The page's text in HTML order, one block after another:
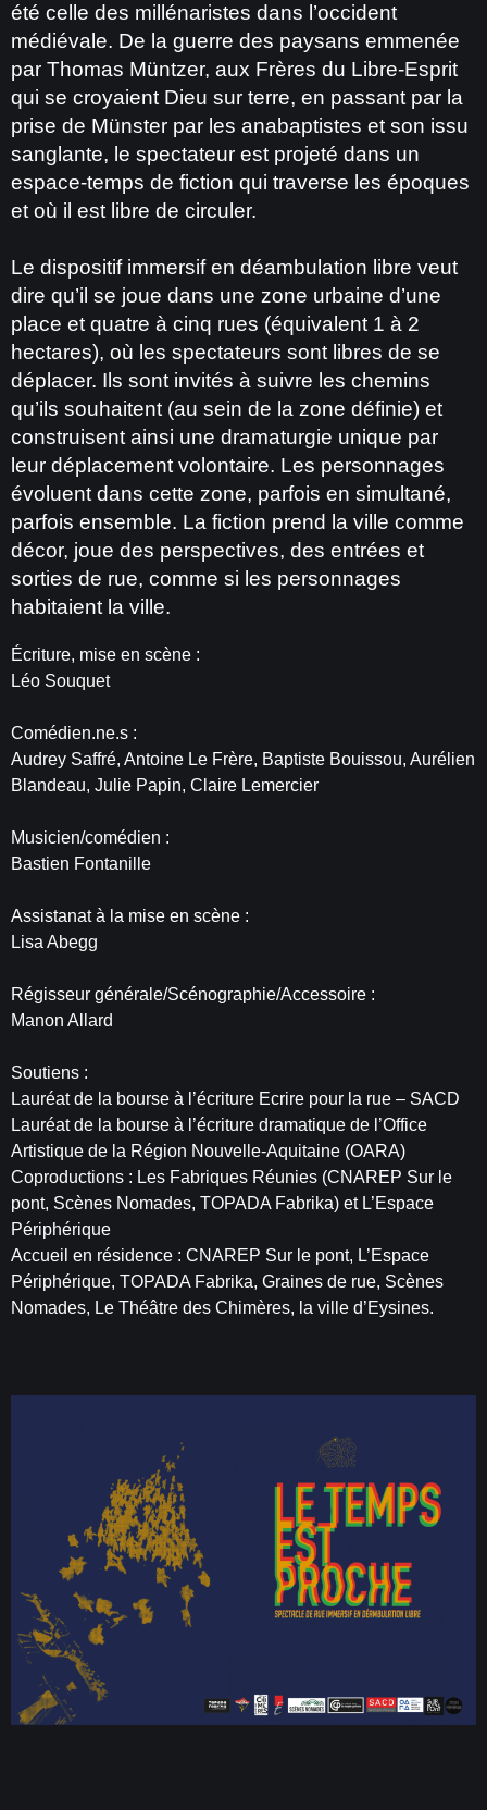
été celle des millénaristes dans l’occident
médiévale. De la guerre des paysans emmenée
par Thomas Müntzer, aux Frères du Libre-Esprit
qui se croyaient Dieu sur terre, en passant par la
prise de Münster par les anabaptistes et son issu
sanglante, le spectateur est projeté dans un
espace-temps de fiction qui traverse les époques
et où il est libre de circuler.
Le dispositif immersif en déambulation libre veut
dire qu’il se joue dans une zone urbaine d’une
place et quatre à cinq rues (équivalent 1 à 2
hectares), où les spectateurs sont libres de se
déplacer. Ils sont invités à suivre les chemins
qu’ils souhaitent (au sein de la zone définie) et
construisent ainsi une dramaturgie unique par
leur déplacement volontaire. Les personnages
évoluent dans cette zone, parfois en simultané,
parfois ensemble. La fiction prend la ville comme
décor, joue des perspectives, des entrées et
sorties de rue, comme si les personnages
habitaient la ville.
Écriture, mise en scène :
Léo Souquet
Comédien.ne.s :
Audrey Saffré, Antoine Le Frère, Baptiste Bouissou, Aurélien
Blandeau, Julie Papin, Claire Lemercier
Musicien/comédien :
Bastien Fontanille
Assistanat à la mise en scène :
Lisa Abegg
Régisseur générale/Scénographie/Accessoire :
Manon Allard
Soutiens :
Lauréat de la bourse à l’écriture Ecrire pour la rue – SACD
Lauréat de la bourse à l’écriture dramatique de l’Office
Artistique de la Région Nouvelle-Aquitaine (OARA)
Coproductions : Les Fabriques Réunies (CNAREP Sur le
pont, Scènes Nomades, TOPADA Fabrika) et L’Espace
Périphérique
Accueil en résidence : CNAREP Sur le pont, L’Espace
Périphérique, TOPADA Fabrika, Graines de rue, Scènes
Nomades, Le Théâtre des Chimères, la ville d’Eysines.